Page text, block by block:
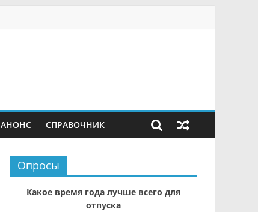
АНОНС СПРАВОЧНИК
Опросы
Какое время года лучше всего для
отпуска